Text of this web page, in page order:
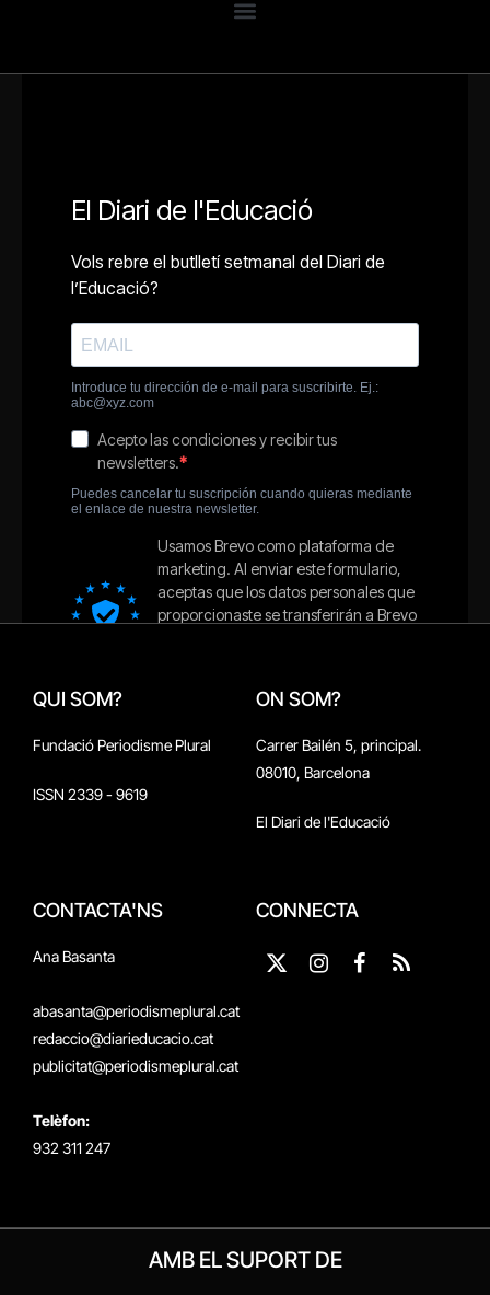
QUI SOM?
Fundació Periodisme Plural
ISSN 2339 - 9619
ON SOM?
Carrer Bailén 5, principal.
08010, Barcelona
El Diari de l'Educació
CONTACTA'NS
Ana Basanta
abasanta@periodismeplural.cat
redaccio@diarieducacio.cat
publicitat@periodismeplural.cat
Telèfon:
932 311 247
CONNECTA
X
Instagram
Facebook
RSS
AMB EL SUPORT DE